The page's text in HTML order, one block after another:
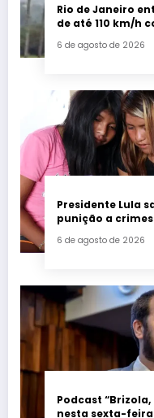
Rio de Janeiro
de até 110 km/h
6 de agosto de 2026
Presidente Lula
punição a
6 de agosto de 2026
Podcast
nesta sexta-